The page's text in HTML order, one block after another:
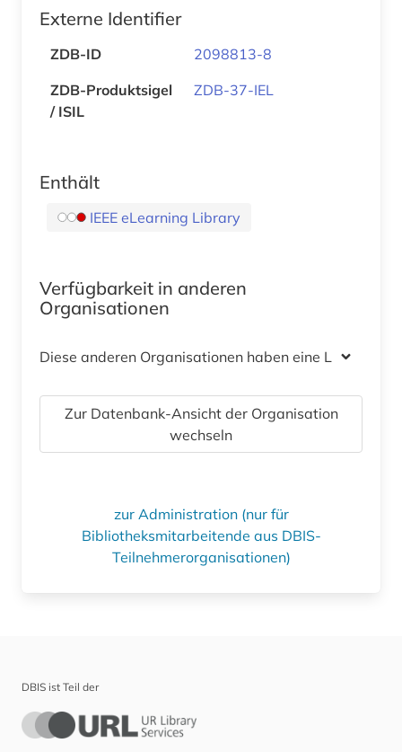
Externe Identifier
ZDB-ID
2098813-8
ZDB-Produktsigel
/ ISIL
ZDB-37-IEL
Enthält
IEEE eLearning Library
Verfügbarkeit in anderen
Organisationen
Diese anderen Organisationen haben eine Lizenz
Zur Datenbank-Ansicht der Organisation
wechseln
zur Administration (nur für
Bibliotheksmitarbeitende aus DBIS-
Teilnehmerorganisationen)
DBIS ist Teil der